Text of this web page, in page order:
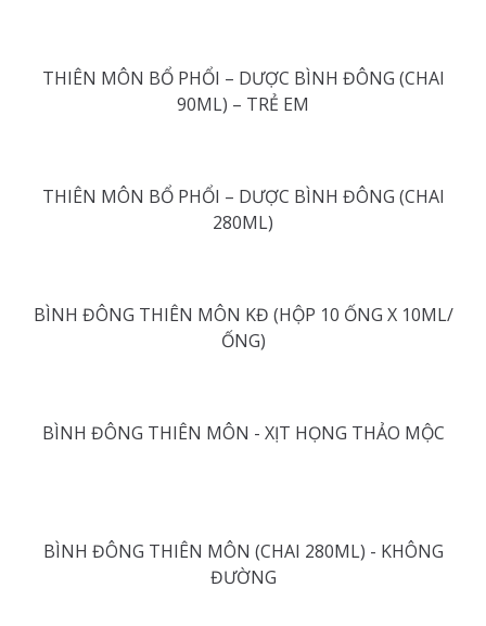
THIÊN MÔN BỔ PHỔI – DƯỢC BÌNH ĐÔNG (CHAI
90ML) – TRẺ EM
THIÊN MÔN BỔ PHỔI – DƯỢC BÌNH ĐÔNG (CHAI
280ML)
BÌNH ĐÔNG THIÊN MÔN KĐ (HỘP 10 ỐNG X 10ML/
ỐNG)
BÌNH ĐÔNG THIÊN MÔN - XỊT HỌNG THẢO MỘC
BÌNH ĐÔNG THIÊN MÔN (CHAI 280ML) - KHÔNG
ĐƯỜNG